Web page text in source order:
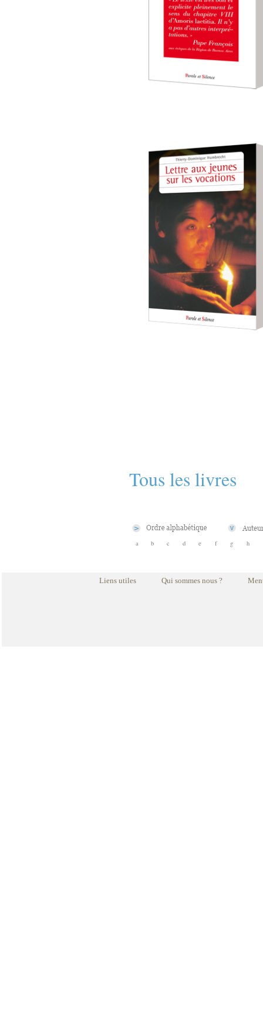
Tous les livres
a b c d e f g h
Liens utiles Qui sommes nous ?